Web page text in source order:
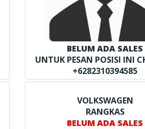
BELUM ADA SALES
UNTUK PESAN POSISI INI
+6282310394585
VOLKSWAGEN
RANGKAS
BELUM ADA SALES